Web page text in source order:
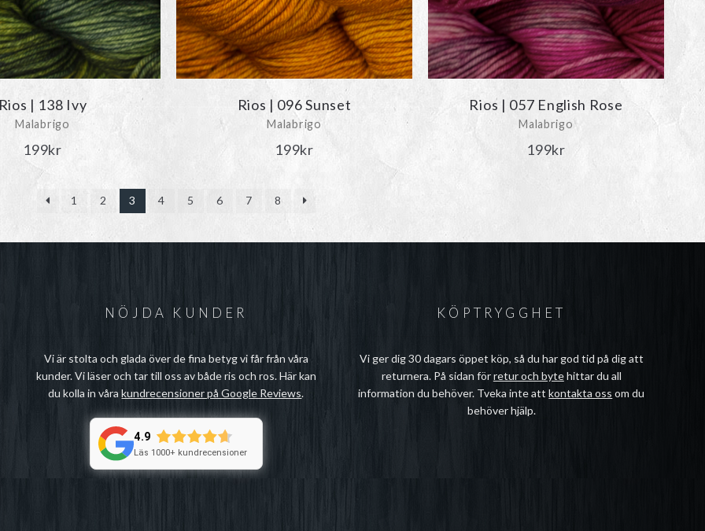
| 138 Ivy
Malabrigo
199kr
Rios | 096 Sunset
Malabrigo
199kr
Rios | 057 English Rose
Malabrigo
199kr
1 2 3 4 5 6 7 8
NÖJDA KUNDER
Vi är stolta och glada över de fina betyg vi får från våra
kunder. Vi läser och tar till oss av både ris och ros. Här kan
du kolla in vårakundrecensioner på Google Reviews.
4.9
Läs 1000+ kundrecensioner
KÖPTRYGGHET
Vi ger dig 30 dagars öppet köp, så du har god tid på dig att
returnera. På sidan förretur och bytehittar du all
information du behöver. Tveka inte attkontakta oss om du
behöver hjälp.